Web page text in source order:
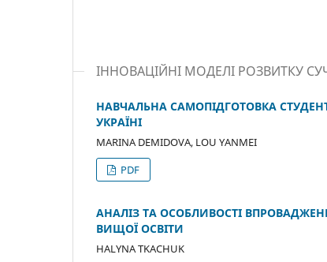
ІННОВАЦІЙНІ МОДЕЛІ РОЗВИТКУ
НАВЧАЛЬНА САМОПІДГОТОВКА
УКРАЇНІ
MARINA DEMIDOVA, LOU YANMEI
PDF
АНАЛІЗ ТА ОСОБЛИВОСТІ
ВИЩОЇ ОСВІТИ
HALYNA TKACHUK